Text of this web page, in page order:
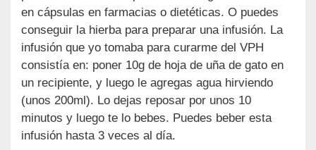
en cápsulas en farmacias o dietéticas. O puedes
conseguir la hierba para preparar una infusión. La
infusión que yo tomaba para curarme del VPH
consistía en: poner 10g de hoja de uña de gato en
un recipiente, y luego le agregas agua hirviendo
(unos 200ml). Lo dejas reposar por unos 10
minutos y luego te lo bebes. Puedes beber esta
infusión hasta 3 veces al día.